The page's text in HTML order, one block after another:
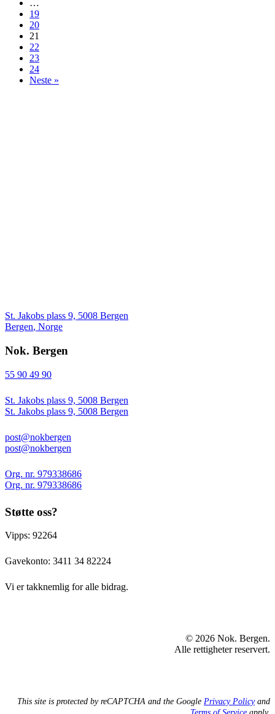
…
19
20
21
22
23
24
Neste »
St. Jakobs plass 9, 5008 Bergen
Bergen, Norge
Nok. Bergen
55 90 49 90
St. Jakobs plass 9, 5008 Bergen
St. Jakobs plass 9, 5008 Bergen
post@nokbergen
post@nokbergen
Org. nr. 979338686
Org. nr. 979338686
Støtte oss?
Vipps: 92264
Gavekonto: 3411 34 82224
Vi er takknemlig for alle bidrag.
© 2026 Nok. Bergen.
Alle rettigheter reservert.
This site is protected by reCAPTCHA and the Google Privacy Policyand